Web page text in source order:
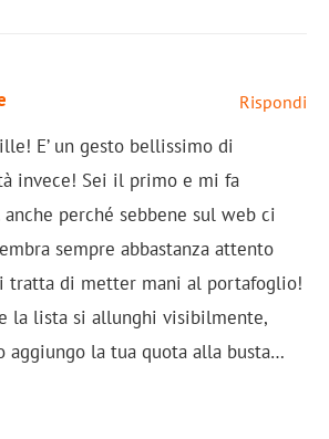
Rispondi
E’ un gesto bellissimo di
invece! Sei il primo e mi fa
perché sebbene sul web ci
sempre abbastanza attento
tratta di metter mani al portafoglio!
la lista si allunghi visibilmente,
aggiungo la tua quota alla busta…